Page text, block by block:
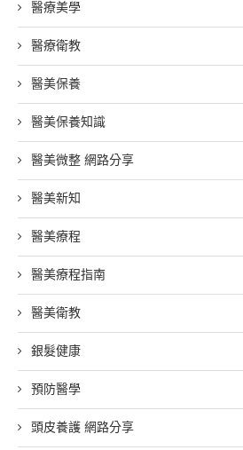
醫療美學
醫療衛教
醫美保養
醫美保養知識
醫美微整 網路分享
醫美新知
醫美療程
醫美療程指南
醫美衛教
銀髮健康
預防醫學
頭皮養護 網路分享